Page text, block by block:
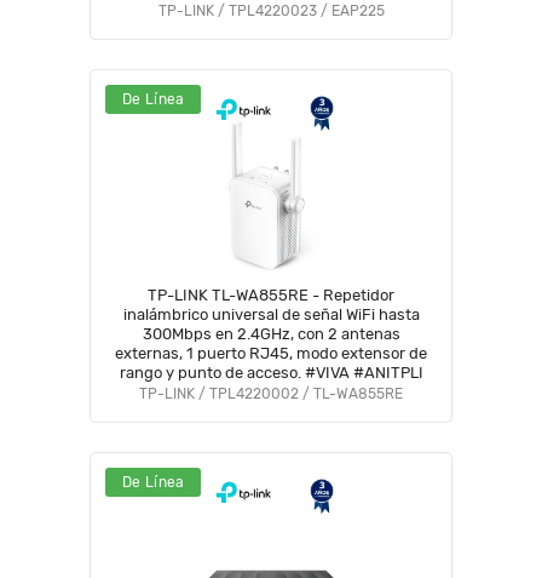
TP-LINK / TPL4220023 / EAP225
De Línea
TP-LINK TL-WA855RE - Repetidor
inalámbrico universal de señal WiFi hasta
300Mbps en 2.4GHz, con 2 antenas
externas, 1 puerto RJ45, modo extensor de
rango y punto de acceso. #VIVA #ANITPLI
TP-LINK / TPL4220002 / TL-WA855RE
De Línea